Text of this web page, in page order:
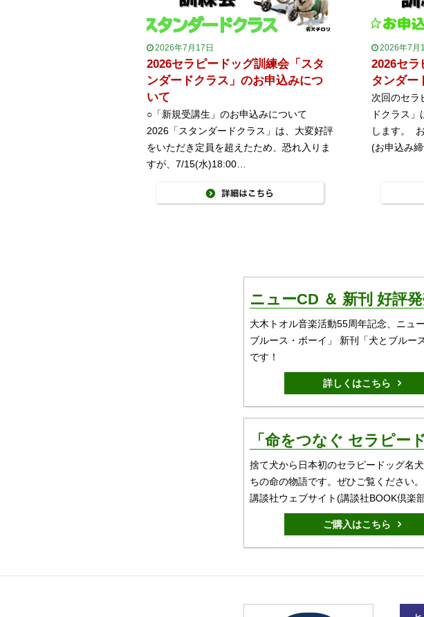
2026年7月17日
2026セラピードッグ訓練会「スタ
ンダードクラス」のお申込みにつ
いて
○「新規受講生」のお申込みについて
2026「スタンダードクラス」は、大変好評
をいただき定員を超えたため、恐れ入りま
すが、7/15(水)18:00…
2026年7月
2026セラ
タンダー
次回のセラ
ドクラス
します。
(お申込み
ニューCD ＆ 新刊 好評
大木トオル音楽活動55周年記念、ニュ
ブルース・ボーイ」 新刊「犬とブルー
です！
詳しくはこちら
「命をつなぐ セラピー
捨て犬から日本初のセラピードッグ名
ちの命の物語です。ぜひご覧ください。
講談社ウェブサイト(講談社BOOK倶楽
ご購入はこちら